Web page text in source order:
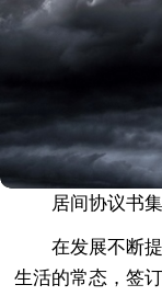
居间协议书
在发展不断
生活的常态，签